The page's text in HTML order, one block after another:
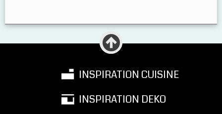
INSPIRATION CUISINE
INSPIRATION DEKO